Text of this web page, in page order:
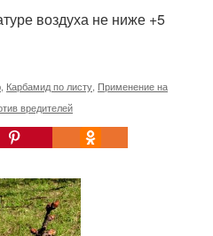
воздуха не ниже +5
Карбамид по листу Применение на
вредителей